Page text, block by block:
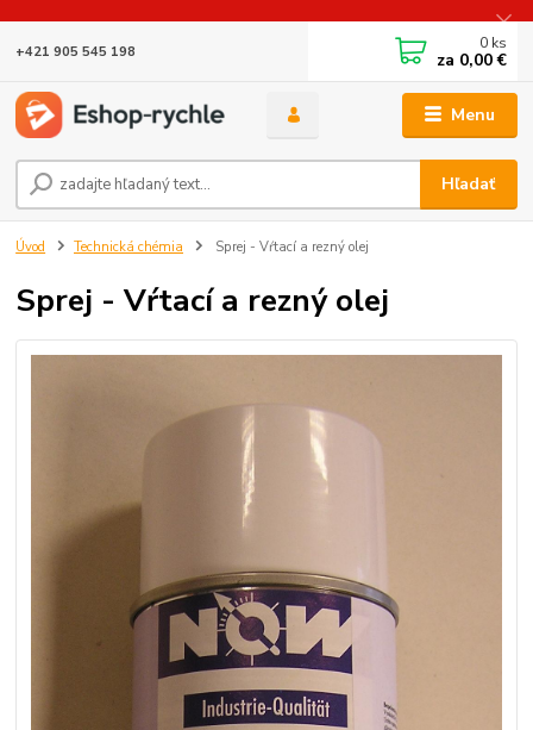
Menu
Hľadať
+421 905 545 198 0 ks
za 0,00 €
Úvod Technická chémia Sprej - Vŕtací a rezný olej
Sprej - Vŕtací a rezný olej